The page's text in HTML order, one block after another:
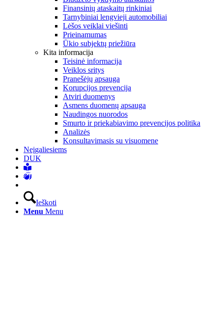
Finansinių ataskaitų rinkiniai
Tarnybiniai lengvieji automobiliai
Lėšos veiklai viešinti
Prieinamumas
Ūkio subjektų priežiūra
Kita informacija
Teisinė informacija
Veiklos sritys
Pranešėjų apsauga
Korupcijos prevencija
Atviri duomenys
Asmens duomenų apsauga
Naudingos nuorodos
Smurto ir priekabiavimo prevencijos politika
Analizės
Konsultavimasis su visuomene
Neįgaliesiems
DUK
Ieškoti
Menu Menu